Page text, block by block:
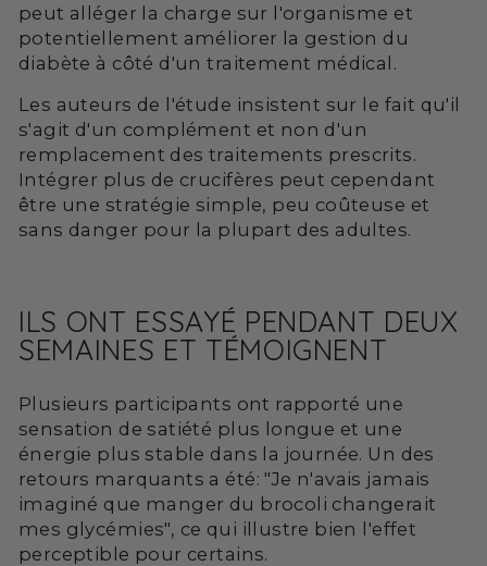
peut alléger la charge sur l'organisme et
potentiellement améliorer la gestion du
diabète à côté d'un traitement médical.
Les auteurs de l'étude insistent sur le fait qu'il
s'agit d'un complément et non d'un
remplacement des traitements prescrits.
Intégrer plus de crucifères peut cependant
être une stratégie simple, peu coûteuse et
sans danger pour la plupart des adultes.
ILS ONT ESSAYÉ PENDANT DEUX
SEMAINES ET TÉMOIGNENT
Plusieurs participants ont rapporté une
sensation de satiété plus longue et une
énergie plus stable dans la journée. Un des
retours marquants a été: "Je n'avais jamais
imaginé que manger du brocoli changerait
mes glycémies", ce qui illustre bien l'effet
perceptible pour certains.